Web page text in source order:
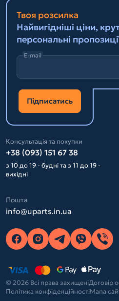
Твоя розсилка
Найвигідніші ціни,
персональні
E-mail
Підписатись
Консультація та покупки
+38 (093) 151 67 38
з 10 до 19 - будні та з 11 до 19 -
вихідні
Пошта
info@uparts.in.ua
© 2026 Всі права захищеніДоговір
Політика конфіденційностіМапа